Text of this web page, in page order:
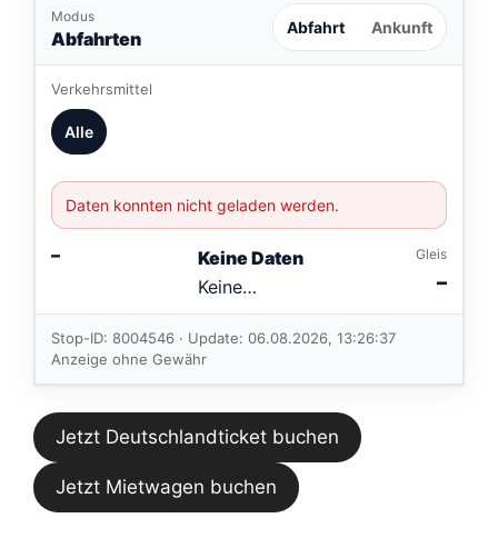
Modus
Abfahrten Abfahrt Ankunft
Verkehrsmittel
Alle
Daten konnten nicht geladen werden.
–
Keine Daten
Keine
Verbindungen
im aktuellen
Feed.
Gleis
–
Stop-ID: 8004546 · Update: 06.08.2026, 13:26:37
Anzeige ohne Gewähr
Jetzt Deutschlandticket buchen
Jetzt Mietwagen buchen